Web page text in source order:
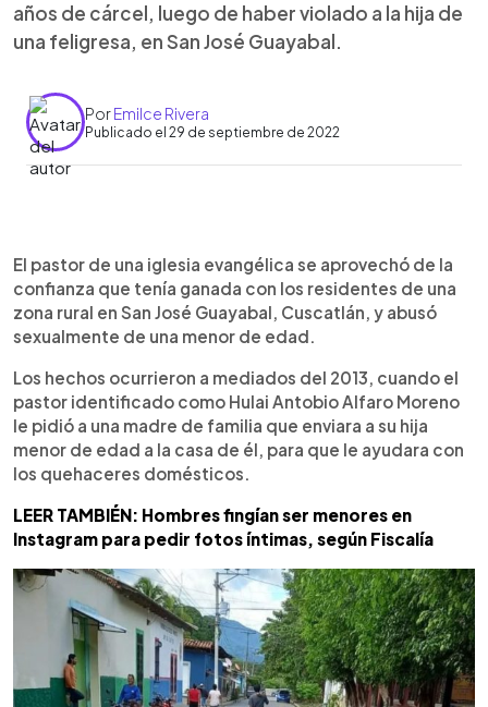
años de cárcel, luego de haber violado a la hija de
una feligresa, en San José Guayabal.
PorEmilce Rivera
Publicado el 29 de septiembre de 2022
► Escuchar artículo
El pastor de una iglesia evangélica se aprovechó de la
confianza que tenía ganada con los residentes de una
zona rural en San José Guayabal, Cuscatlán, y abusó
sexualmente de una menor de edad.
Los hechos ocurrieron a mediados del 2013, cuando el
pastor identificado como Hulai Antobio Alfaro Moreno
le pidió a una madre de familia que enviara a su hija
menor de edad a la casa de él, para que le ayudara con
los quehaceres domésticos.
LEER TAMBIÉN: Hombres fingían ser menores en
Instagram para pedir fotos íntimas, según Fiscalía